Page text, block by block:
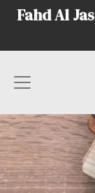
Fahd Al